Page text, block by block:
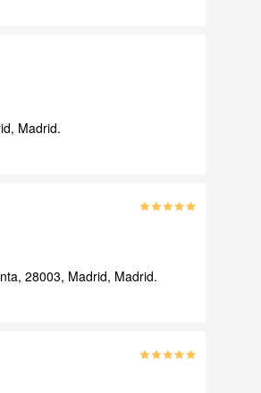
Madrid.
28003, Madrid, Madrid.